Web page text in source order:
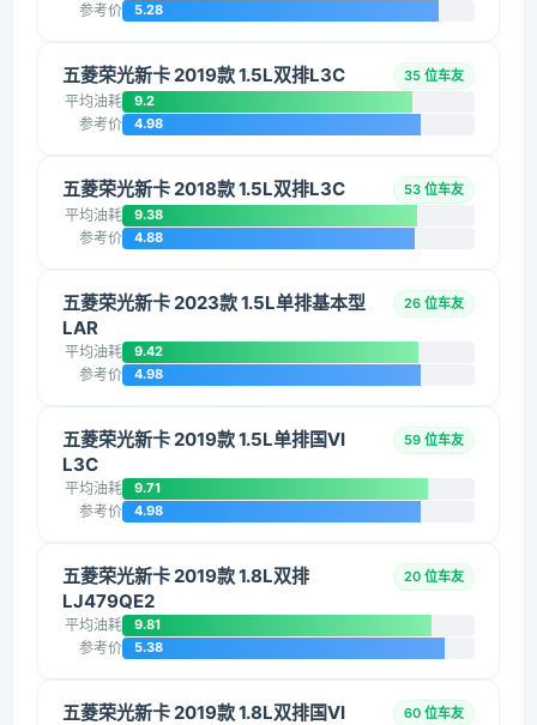
参考价 5.28
五菱荣光新卡 2019款 1.5L双排L3C 35 位车友
平均油耗 9.2
参考价 4.98
五菱荣光新卡 2018款 1.5L双排L3C 53 位车友
平均油耗 9.38
参考价 4.88
五菱荣光新卡 2023款 1.5L单排基本型
LAR
26 位车友
平均油耗 9.42
参考价 4.98
五菱荣光新卡 2019款 1.5L单排国VI
L3C
59 位车友
平均油耗 9.71
参考价 4.98
五菱荣光新卡 2019款 1.8L双排
LJ479QE2
20 位车友
平均油耗 9.81
参考价 5.38
五菱荣光新卡 2019款 1.8L双排国VI
60 位车友